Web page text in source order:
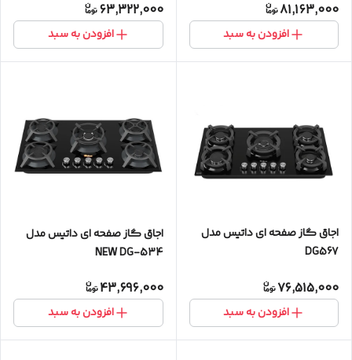
81,163,000
افزودن به سبد
63,322,000
افزودن به سبد
اجاق گاز صفحه ای داتیس مدل
DG567
76,515,000
افزودن به سبد
اجاق گاز صفحه ای داتیس مدل
NEW DG-534
43,696,000
افزودن به سبد